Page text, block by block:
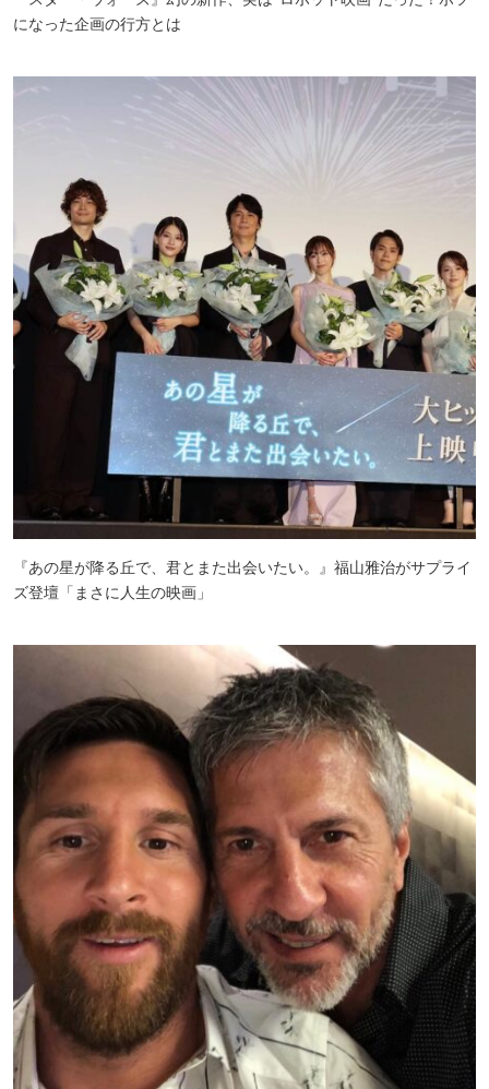
になった企画の行方とは
『あの星が降る丘で、君とまた出会いたい。』福山雅治がサプライ
ズ登壇「まさに人生の映画」